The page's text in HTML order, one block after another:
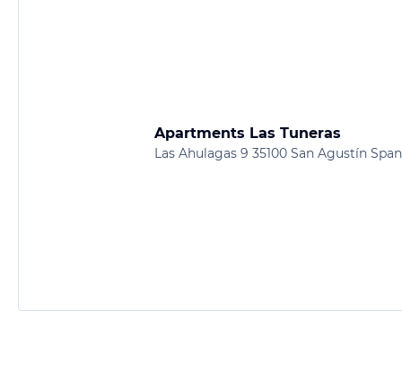
Apartments Las Tuneras
Las Ahulagas 9 35100 San Agustín